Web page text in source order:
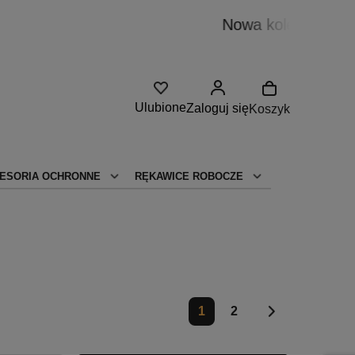
UlubioneZaloguj się Koszyk
OCHRONNE RĘKAWICE ROBOCZE
1 2